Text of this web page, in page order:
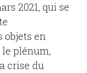
2021, qui se
en
plénum,
crise du